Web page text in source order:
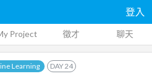
登入
Project 徵才 聊天
Learning DAY24